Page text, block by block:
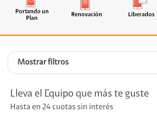
Portando un
Plan
Renovación Liberados
Mostrar filtros
Lleva el Equipo que más te guste
Hasta en 24 cuotas sin interés